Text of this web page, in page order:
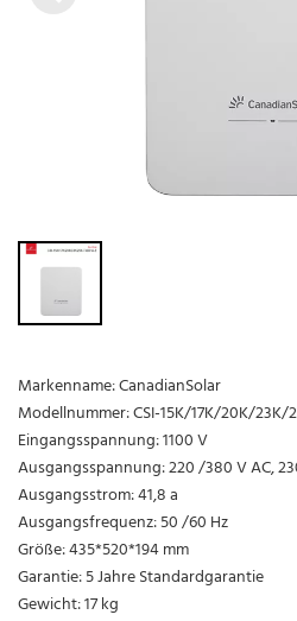
Markenname: CanadianSolar
Modellnummer: CSI-15K/17K/20K/23K/
Eingangsspannung: 1100 V
Ausgangsspannung: 220 /380 V AC,
Ausgangsstrom: 41,8 a
Ausgangsfrequenz: 50 /60 Hz
Größe: 435*520*194 mm
Garantie: 5 Jahre Standardgarantie
Gewicht: 17 kg